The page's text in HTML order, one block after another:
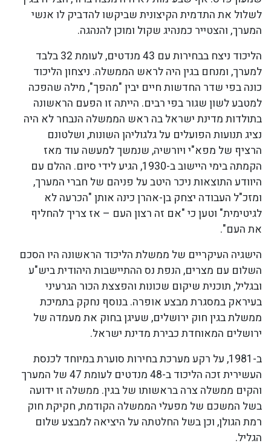
לשלול את התדמית הקיצונית שביקשו להדביק לו אנשי
המערך, והצטייר כמנהיג שקול ומוכן להנהגה.
הליכוד ניצח בבחירות עם 43 מנדטים, לעומת 32 בלבד
למערך, ומנחם בגין היה לראש הממשלה. ניצחון הליכוד
כונה בפי שדר החדשות חיים יבין "מהפך", מילה שהפכה
למטבע לשון שגור בפי רבים. הייתה זו הפעם הראשונה
בתולדות מדינת ישראל בה ראש הממשלה הנבחר לא היה
נציג תנועות הפועלים על גלגוליהן השונות, ושלטונם
הרציף של מפא"י ויורשיה, שנמשך למעשה עוד מאז
הקמתה בימי היישוב ב-1930, הגיע לידי סיום. ההלם עם
היוודע התוצאות ניכר היטב על פניהם של חברי המערך,
ומזכ"ל העבודה יצחק בן-אהרן כינה אותן "הכרעה לא
לגיטימית" וטען כי "אם זה רצון העם – אז צריך להחליף
את העם".
הישגיה העיקריים של ממשלת הליכוד הראשונה היו הסכם
השלום עם מצרים, הנפת נס ההתיישבות היהודית ביש"ע
ובגליל, תוכנית שיקום שכונות והפצצת הכור הגרעיני
בעיראק במסגרת מבצע אופרה. בנוסף נחקק בתמיכת
ממשלת בגין חוק ירושלים, שעיגן בחוק את מעמדה של
ירושלים המאוחדת כבירת מדינת ישראל.
ב-1981, על רקע מערכת בחירות סוערת במיוחד לכנסת
העשירית זכה הליכוד ב-48 מנדטים לעומת 47 של המערך
והקים ממשלה צרה בראשותו של בגין. ממשלה זו ידועה
בשל המשכם של מפעלי הממשלה הקודמת, חקיקת חוק
רמת הגולן, וכן בשל החלטתה על היציאה למבצע שלום
הגליל.